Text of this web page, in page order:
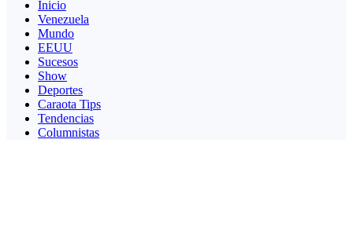
Inicio
Venezuela
Mundo
EEUU
Sucesos
Show
Deportes
Caraota Tips
Tendencias
Columnistas